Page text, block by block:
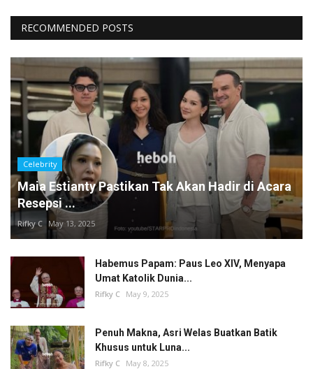
RECOMMENDED POSTS
Celebrity
Maia Estianty Pastikan Tak Akan Hadir di Acara
Resepsi ...
Rifky C May 13, 2025
Habemus Papam: Paus Leo XIV, Menyapa
Umat Katolik Dunia...
Rifky C May 9, 2025
Penuh Makna, Asri Welas Buatkan Batik
Khusus untuk Luna...
Rifky C May 8, 2025